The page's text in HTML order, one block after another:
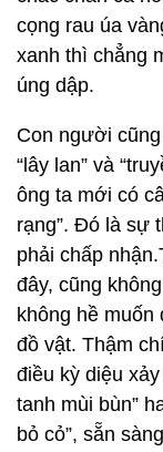
cọng rau úa
xanh thì chẳng
úng dập.
Con người
“lây lan” và
ông ta mới có
rạng”. Đó là sự
phải chấp
đây, cũng
không hề
đồ vật. Thậm
điều kỳ diệu
tanh mùi bùn”
bỏ cỏ”, sẵn